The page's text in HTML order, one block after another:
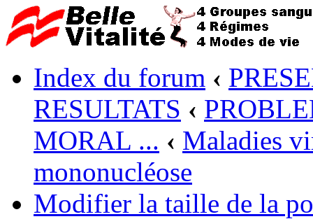
Index du forum ‹
RESULTATS ‹
MORAL ... ‹ Maladies
mononucléose
Modifier la taille de la